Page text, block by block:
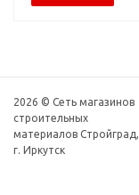
2026 © Сеть магазинов
строительных
материалов Стройград,
г. Иркутск